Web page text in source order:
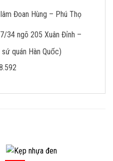
Đoan Hùng – Phú Thọ
34 ngõ 205 Xuân Đỉnh –
quán Hàn Quốc)